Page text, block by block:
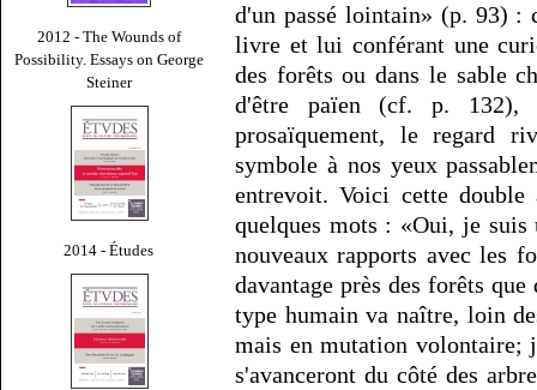
2012 - The Wounds of
Possibility. Essays on George
Steiner
2014 - Études
d'un passé lointain» (p. 93) :
livre et lui conférant une
des forêts ou dans le sable
d'être païen (cf. p.
prosaïquement, le regard
symbole à nos yeux
entrevoit. Voici cette double
quelques mots : «Oui, je suis
nouveaux rapports avec les
davantage près des forêts
type humain va naître, loin
mais en mutation volontaire;
s'avanceront du côté des